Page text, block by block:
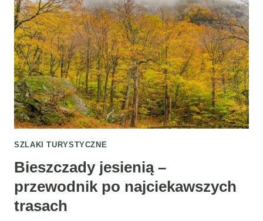
ZABRAĆ
NA
GÓRSKĄ
WYCIECZKĘ?
SZLAKI TURYSTYCZNE
Bieszczady jesienią –
przewodnik po najciekawszych
trasach